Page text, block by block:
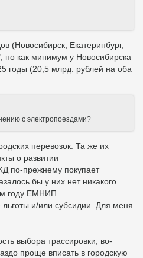
(Новосибирск, Екатеринбург,
как минимум у Новосибирска
годы (20,5 млрд. рублей на оба
с электропоездами?
перевозок. Та же их
о развитии
по-прежнему покупает
бы у них нет никакого
году ЕМНИП.
и/или субсидии. Для меня
выбора трассировки, во-
проще вписать в городскую